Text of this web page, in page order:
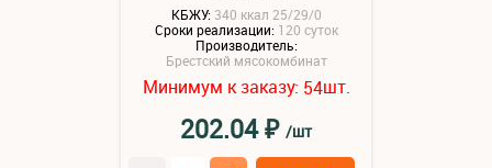
КБЖУ: 340 ккал 25/29/0
Сроки реализации: 120 суток
Производитель:
Брестский мясокомбинат
Минимум к заказу: 54шт.
202.04₽ /шт